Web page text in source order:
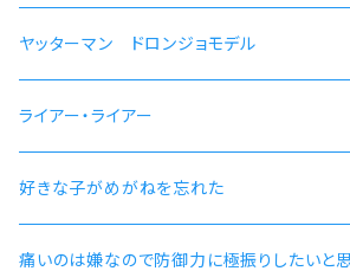
ヤッターマン ドロンジョモデル
ライアー・ライアー
好きな子がめがねを忘れた
痛いのは嫌なので防御力に極振りしたいと思